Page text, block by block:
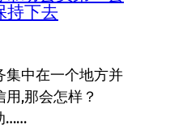
持下去
集中在一个地方并
,那会怎样？
……